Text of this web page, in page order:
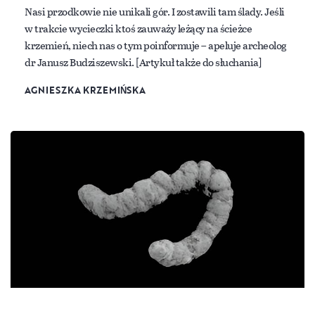
Nasi przodkowie nie unikali gór. I zostawili tam ślady. Jeśli
w trakcie wycieczki ktoś zauważy leżący na ścieżce
krzemień, niech nas o tym poinformuje – apeluje archeolog
dr Janusz Budziszewski. [Artykuł także do słuchania]
AGNIESZKA KRZEMIŃSKA